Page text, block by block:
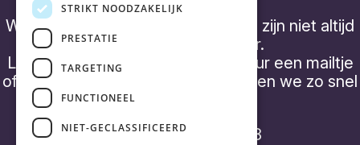
We hebben geen 'kantooruren' en zijn niet altijd
telefonisch bereikbaar.
Laat een boodschap achter of stuur een mailtje
of een WhatsApp bericht, dan nemen we zo snel
mogelijk contact op.
BTW BE0843 357 788
STRIKT NOODZAKELIJK
PRESTATIE
TARGETING
FUNCTIONEEL
NIET-GECLASSIFICEERD